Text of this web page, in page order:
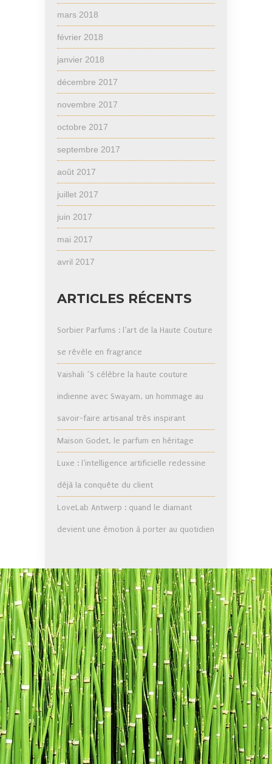
mars 2018
février 2018
janvier 2018
décembre 2017
novembre 2017
octobre 2017
septembre 2017
août 2017
juillet 2017
juin 2017
mai 2017
avril 2017
ARTICLES RÉCENTS
Sorbier Parfums : l’art de la Haute Couture
se révèle en fragrance
Vaishali ´S célèbre la haute couture
indienne avec Swayam, un hommage au
savoir-faire artisanal très inspirant
Maison Godet, le parfum en héritage
Luxe : l’intelligence artificielle redessine
déjà la conquête du client
LoveLab Antwerp : quand le diamant
devient une émotion à porter au quotidien